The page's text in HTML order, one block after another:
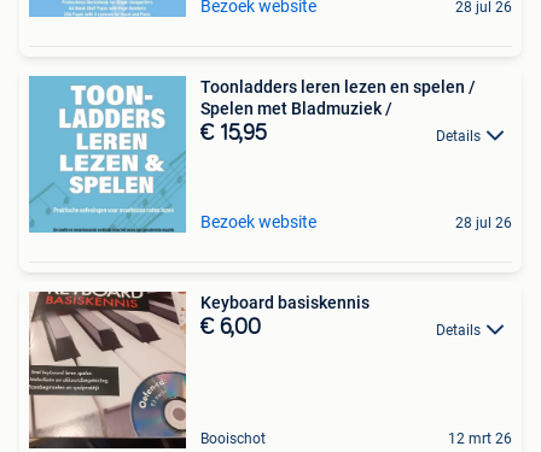
Bezoek website 28 jul 26
Toonladders leren lezen en spelen /
Spelen met Bladmuziek /
€ 15,95 Details
Bezoek website 28 jul 26
Keyboard basiskennis
€ 6,00 Details
Booischot 12 mrt 26